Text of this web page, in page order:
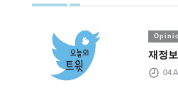
재정
04